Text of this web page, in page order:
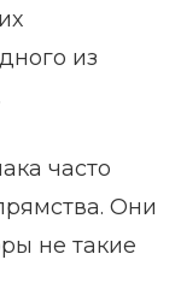
из
часто
Они
не такие